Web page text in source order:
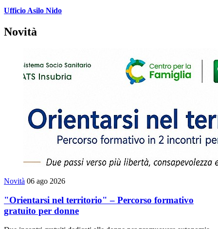
Ufficio Asilo Nido
Novità
Novità 06 ago 2026
"Orientarsi nel territorio" – Percorso formativo
gratuito per donne